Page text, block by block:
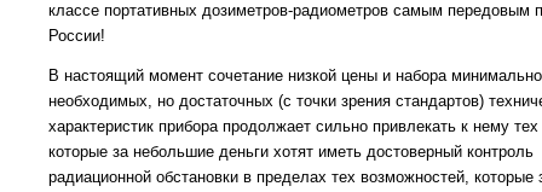
классе портативных дозиметров-радиометров самым передовым
России!
В настоящий момент сочетание низкой цены и набора минимально
необходимых, но достаточных (с точки зрения стандартов)
характеристик прибора продолжает сильно привлекать к нему
которые за небольшие деньги хотят иметь достоверный контроль
радиационной обстановки в пределах тех возможностей,